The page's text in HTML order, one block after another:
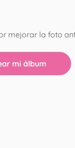
mejorar la foto
mi álbum